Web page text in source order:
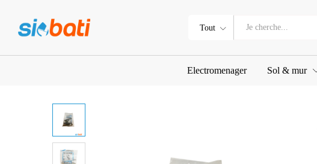
Tout
Electromenager Sol & mur